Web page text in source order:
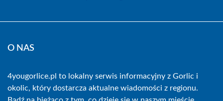
O NAS
4yougorlice.pl to lokalny serwis informacyjny z Gorlic i
okolic, który dostarcza aktualne wiadomości z regionu.